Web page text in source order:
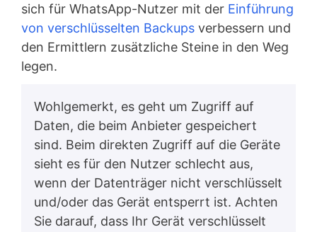
sich für WhatsApp-Nutzer mit der Einführung
von verschlüsselten Backups verbessern und
den Ermittlern zusätzliche Steine in den Weg
legen.
Wohlgemerkt, es geht um Zugriff auf
Daten, die beim Anbieter gespeichert
sind. Beim direkten Zugriff auf die Geräte
sieht es für den Nutzer schlecht aus,
wenn der Datenträger nicht verschlüsselt
und/oder das Gerät entsperrt ist. Achten
Sie darauf, dass Ihr Gerät verschlüsselt